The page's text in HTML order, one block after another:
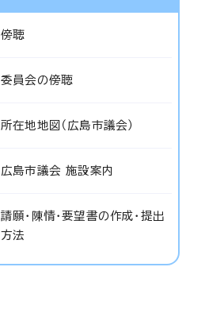
傍聴
委員会の傍聴
所在地地図（広島市議会）
広島市議会 施設案内
請願・陳情・要望書の作成・提出
方法